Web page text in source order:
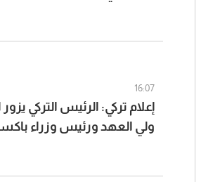
16:07
إعلام تركي: الرئيس التركي
ولي العهد ورئيس وزراء